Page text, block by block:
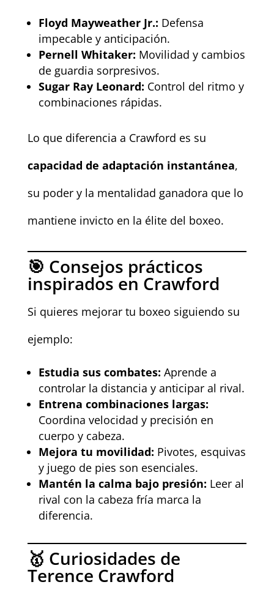
Floyd Mayweather Jr.: Defensa
impecable y anticipación.
Pernell Whitaker: Movilidad y cambios
de guardia sorpresivos.
Sugar Ray Leonard: Control del ritmo y
combinaciones rápidas.
Lo que diferencia a Crawford es su
capacidad de adaptación instantánea,
su poder y la mentalidad ganadora que lo
mantiene invicto en la élite del boxeo.
🎯 Consejos prácticos
inspirados en Crawford
Si quieres mejorar tu boxeo siguiendo su
ejemplo:
Estudia sus combates: Aprende a
controlar la distancia y anticipar al rival.
Entrena combinaciones largas:
Coordina velocidad y precisión en
cuerpo y cabeza.
Mejora tu movilidad: Pivotes, esquivas
y juego de pies son esenciales.
Mantén la calma bajo presión: Leer al
rival con la cabeza fría marca la
diferencia.
🥇 Curiosidades de
Terence Crawford